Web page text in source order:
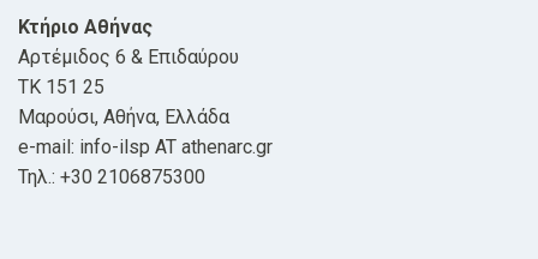
Κτήριο Αθήνας
Αρτέμιδος 6 & Επιδαύρου
ΤΚ 151 25
Μαρούσι, Αθήνα, Ελλάδα
e-mail: info-ilsp AT athenarc.gr
Τηλ.: +30 2106875300